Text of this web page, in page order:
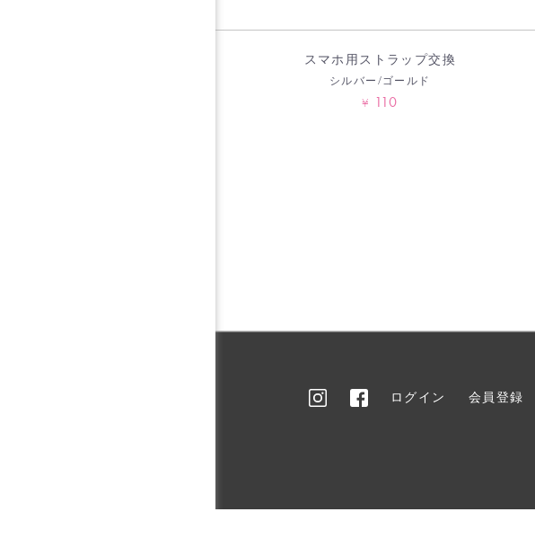
スマホ用ストラップ交換
シルバー/ゴールド
¥ 110
ログイン 会員登録